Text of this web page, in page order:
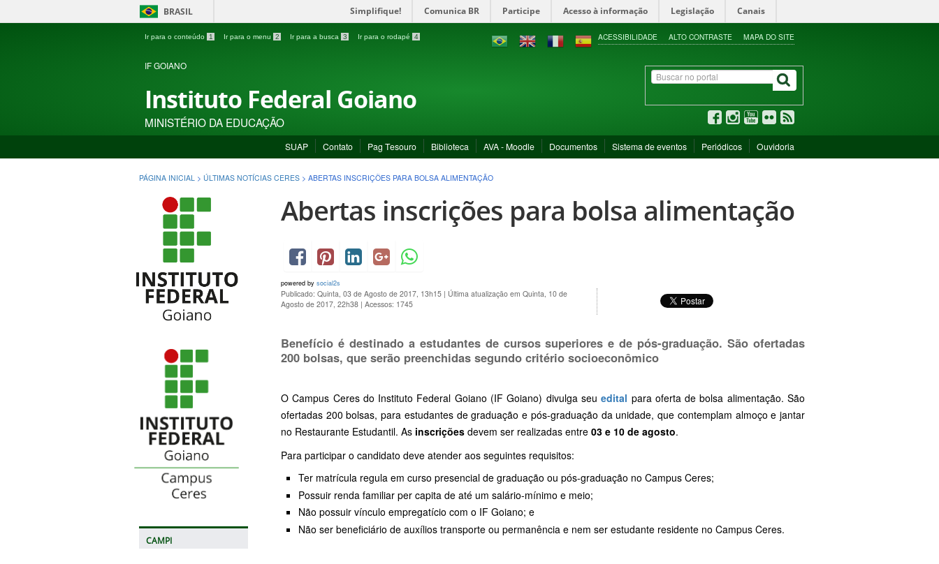
BRASIL Simplifique! Comunica BR Participe Acesso à informação Legislação Canais
Ir para o conteúdo 1 Ir para o menu 2 Ir para a busca 3 Ir para o rodapé 4 ACESSIBILIDADE ALTO CONTRASTE MAPA DO SITE
IF GOIANO
Instituto Federal Goiano
MINISTÉRIO DA EDUCAÇÃO
SUAP Contato Pag Tesouro Biblioteca AVA - Moodle Documentos Sistema de eventos Periódicos Ouvidoria
PÁGINA INICIAL > ÚLTIMAS NOTÍCIAS CERES > ABERTAS INSCRIÇÕES PARA BOLSA ALIMENTAÇÃO
CAMPI
Abertas inscrições para bolsa alimentação
powered by social2s
Publicado: Quinta, 03 de Agosto de 2017, 13h15 | Última atualização em Quinta, 10 de
Agosto de 2017, 22h38 | Acessos: 1745
Benefício é destinado a estudantes de cursos superiores e de pós-graduação. São ofertadas
200 bolsas, que serão preenchidas segundo critério socioeconômico
O Campus Ceres do Instituto Federal Goiano (IF Goiano) divulga seuedital para oferta de bolsa alimentação. São
ofertadas 200 bolsas, para estudantes de graduação e pós-graduação da unidade, que contemplam almoço e jantar
no Restaurante Estudantil. As inscrições devem ser realizadas entre 03 e 10 de agosto.
Para participar o candidato deve atender aos seguintes requisitos:
Ter matrícula regula em curso presencial de graduação ou pós-graduação no Campus Ceres;
Possuir renda familiar per capita de até um salário-mínimo e meio;
Não possuir vínculo empregatício com o IF Goiano; e
Não ser beneficiário de auxílios transporte ou permanência e nem ser estudante residente no Campus Ceres.